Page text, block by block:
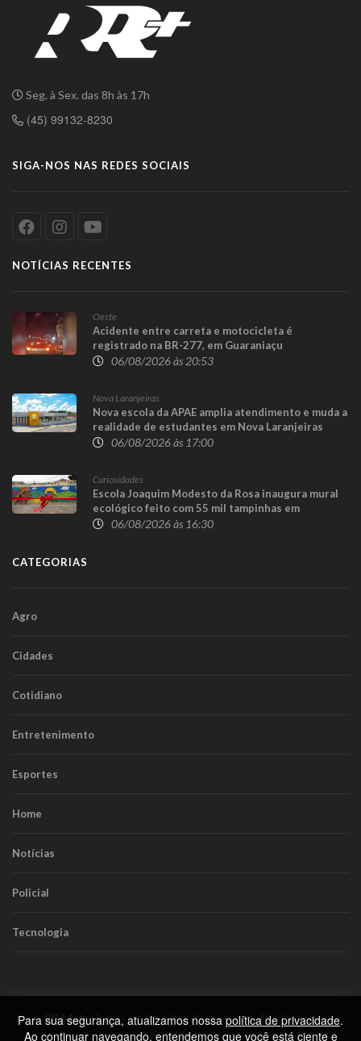
Seg. à Sex. das 8h às 17h
(45) 99132-8230
SIGA-NOS NAS REDES SOCIAIS
NOTÍCIAS RECENTES
Oeste
Acidente entre carreta e motocicleta é
registrado na BR-277, em Guaraniaçu
06/08/2026 às 20:53
Nova Laranjeiras
Nova escola da APAE amplia atendimento e muda a
realidade de estudantes em Nova Laranjeiras
06/08/2026 às 17:00
Curiosidades
Escola Joaquim Modesto da Rosa inaugura mural
ecológico feito com 55 mil tampinhas em
Guaraniaçu
06/08/2026 às 16:30
CATEGORIAS
Agro
Cidades
Cotidiano
Entretenimento
Esportes
Home
Notícias
Policial
Tecnologia
RR Mais. Todos os Direitos Reservados.Política de
Privacidade
Para sua segurança, atualizamos nossa política de privacidade.
Ao continuar navegando, entendemos que você está ciente e